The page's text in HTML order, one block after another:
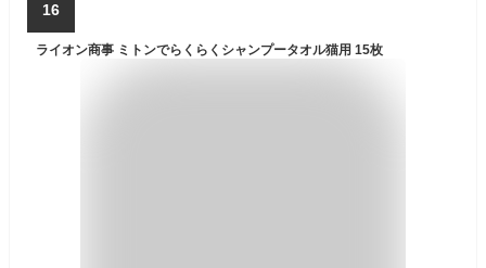
16
ライオン商事 ミトンでらくらくシャンプータオル猫用 15枚